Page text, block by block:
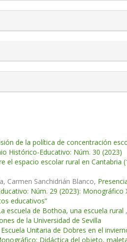
de la política de concentración
Histórico-Educativo: Núm. 30 (2023)
el espacio escolar rural en Cantabria
Carmen Sanchidrián Blanco,
Núm. 29 (2023):
educativos”
escuela de Bothoa, una escuela rural ,
de la Universidad de Sevilla
Escuela Unitaria de Dobres en el
Didáctica del objeto,